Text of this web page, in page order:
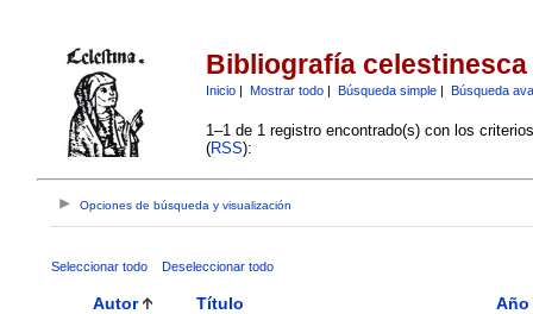
Bibliografía celestinesca
Inicio| Mostrar todo| Búsqueda simple| Búsqueda
1–1 de 1 registro encontrado(s) con los
(RSS):
Opciones de búsqueda y visualización
Seleccionar todo Deseleccionar todo
Autor Título Año